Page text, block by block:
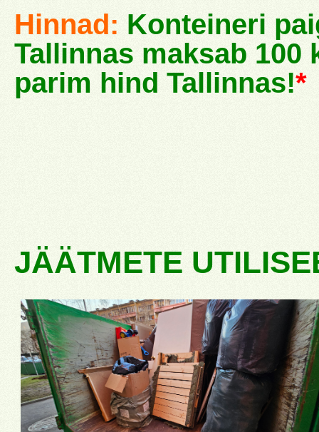
Hinnad: Konteineri
Tallinnas maksab 100
parim hind Tallinnas!*
JÄÄTMETE